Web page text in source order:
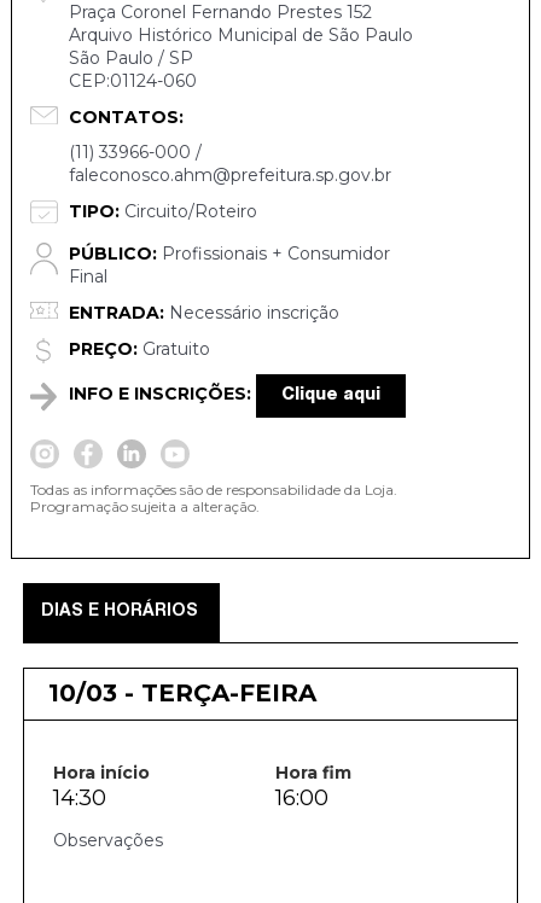
Praça Coronel Fernando Prestes 152
Arquivo Histórico Municipal de São Paulo
São Paulo / SP
CEP:01124-060
CONTATOS:
(11) 33966-000 /
faleconosco.ahm@prefeitura.sp.gov.br
TIPO:Circuito/Roteiro
PÚBLICO:Profissionais + Consumidor
Final
ENTRADA:Necessário inscrição
PREÇO:Gratuito
INFO E INSCRIÇÕES: Clique aqui
Todas as informações são de responsabilidade da Loja.
Programação sujeita a alteração.
DIAS E HORÁRIOS
10/03 - TERÇA-FEIRA
Hora início Hora fim
14:30 16:00